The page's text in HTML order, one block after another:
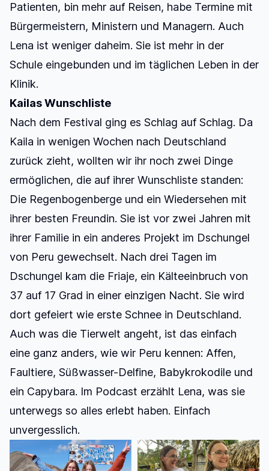
Patienten, bin mehr auf Reisen, habe Termine mit
Bürgermeistern, Ministern und Managern. Auch
Lena ist weniger daheim. Sie ist mehr in der
Schule eingebunden und im täglichen Leben in der
Klinik.
Kailas Wunschliste
Nach dem Festival ging es Schlag auf Schlag. Da
Kaila in wenigen Wochen nach Deutschland
zurück zieht, wollten wir ihr noch zwei Dinge
ermöglichen, die auf ihrer Wunschliste standen:
Die Regenbogenberge und ein Wiedersehen mit
ihrer besten Freundin. Sie ist vor zwei Jahren mit
ihrer Familie in ein anderes Projekt im Dschungel
von Peru gewechselt. Nach drei Tagen im
Dschungel kam die Friaje, ein Kälteeinbruch von
37 auf 17 Grad in einer einzigen Nacht. Sie wird
dort gefeiert wie erste Schnee in Deutschland.
Auch was die Tierwelt angeht, ist das einfach
eine ganz anders, wie wir Peru kennen: Affen,
Faultiere, Süßwasser-Delfine, Babykrokodile und
ein Capybara. Im Podcast erzählt Lena, was sie
unterwegs so alles erlebt haben. Einfach
unvergesslich.